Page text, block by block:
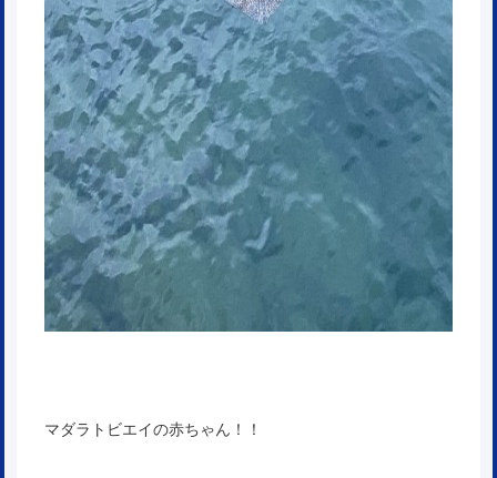
マダラトビエイの赤ちゃん！！